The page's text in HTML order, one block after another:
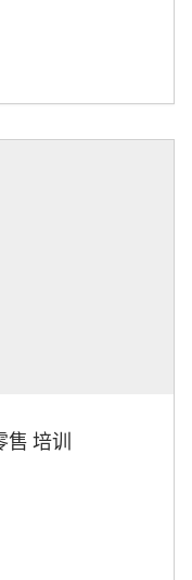
售 培训